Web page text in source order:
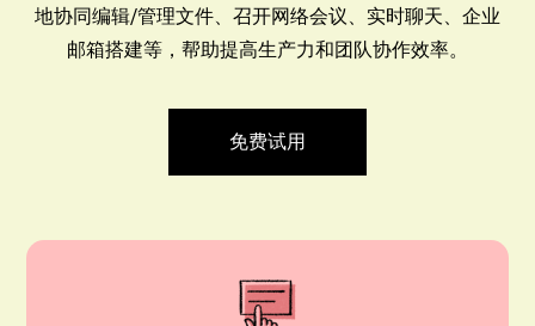
地协同编辑/管理文件、召开网络会议、实时聊天、企业
邮箱搭建等，帮助提高生产力和团队协作效率。
免费试用